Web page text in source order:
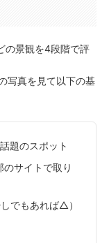
の景観を4段階で評
写真を見て以下の基
題のスポット
サイトで取り
でもあれば△）